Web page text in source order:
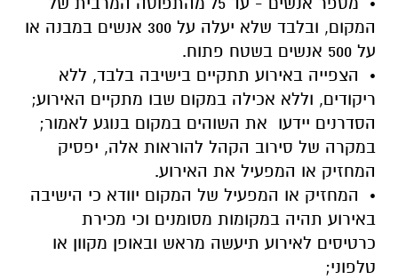
המקום, ובלבד שלא יעלה על 300 אנשים במבנה או
על 500 אנשים בשטח פתוח.
• הצפייה באירוע תתקיים בישיבה בלבד, ללא
ריקודים, וללא אכילה במקום שבו מתקיים האירוע;
הסדרנים יידעו את השוהים במקום בנוגע לאמור;
במקרה של סירוב הקהל להוראות אלה, יפסיק
המחזיק או המפעיל את האירוע.
• המחזיק או המפעיל של המקום יוודא כי הישיבה
באירוע תהיה במקומות מסומנים וכי מכירת
כרטיסים לאירוע תיעשה מראש ובאופן מקוון או
טלפוני;